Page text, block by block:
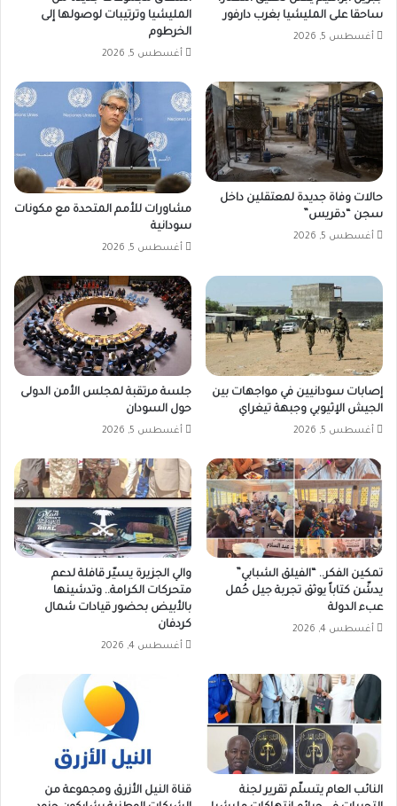
ساحقا على المليشيا بغرب دارفور
أغسطس 5, 2026
المليشيا وترتيبات لوصولها إلى
الخرطوم
أغسطس 5, 2026
حالات وفاة جديدة لمعتقلين داخل
سجن “دقريس”
أغسطس 5, 2026
مشاورات للأمم المتحدة مع مكونات
سودانية
أغسطس 5, 2026
إصابات سودانيين في مواجهات بين
الجيش الإثيوبي وجبهة تيغراي
أغسطس 5, 2026
جلسة مرتقبة لمجلس الأمن الدولى
حول السودان
أغسطس 5, 2026
تمكين الفكر.. “الفيلق الشبابي”
يدشّن كتاباً يوثق تجربة جيل حُمل
عبء الدولة
أغسطس 4, 2026
والي الجزيرة يسيّر قافلة لدعم
متحركات الكرامة.. وتدشينها
بالأبيض بحضور قيادات شمال
كردفان
أغسطس 4, 2026
النائب العام يتسلّم تقرير لجنة
قناة النيل الأزرق ومجموعة من